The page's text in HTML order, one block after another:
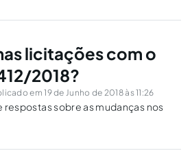
licitações com o
2018?
em 19 de Junho de 2018 às 11:26
respostas sobre as mudanças nos